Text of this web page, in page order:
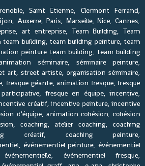
Saint Etienne, Clermont Ferrand,
Auxerre, Paris, Marseille, Nice, Cannes,
art entreprise, Team Building, Team
building, team building peinture, team
peinture team building, team building
séminaire, séminaire peinture,
art, street artiste, organisation séminaire,
fresque géante, animation fresque, fresque
fresque en équipe, incentive,
créatif, incentive peinture, incentive
d’équipe, animation cohésion, cohésion
coaching, atelier coaching, coaching
créatif, coaching peinture,
événementiel peinture, événementiel
événementiel fresque,